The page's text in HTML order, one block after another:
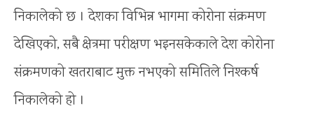
निकालेको छ । देशका विभिन्न भागमा कोरोना संक्रमण
देखिएको, सबै क्षेत्रमा परीक्षण भइनसकेकाले देश कोरोना
संक्रमणको खतराबाट मुक्त नभएको समितिले निश्कर्ष
निकालेको हो ।